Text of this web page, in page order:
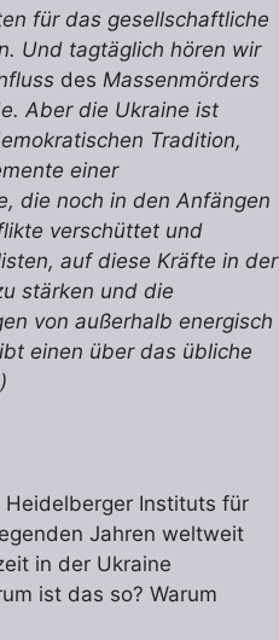
für das gesellschaftliche
Und tagtäglich hören wir
des Massenmörders
Aber die Ukraine ist
Tradition,
einer
die noch in den Anfängen
verschüttet und
auf diese Kräfte in der
stärken und die
von außerhalb energisch
einen über das übliche
Heidelberger Instituts für
Jahren weltweit
in der Ukraine
ist das so? Warum